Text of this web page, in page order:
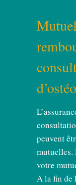
peuvent
mutuelles.
votre
A la fin de